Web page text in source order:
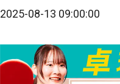
2025-08-13 09:00:00